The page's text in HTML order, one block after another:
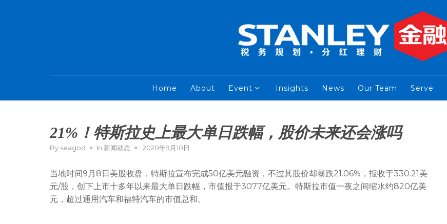
Home About Event Insights News Our Team Serve
21%！特斯拉史上最大单日跌幅，股价未来还会涨吗
By seagod In 新闻动态 2020年9月10日
当地时间9月8日美股收盘，特斯拉宣布完成50亿美元融资，不过其股价却暴跌21.06%，报收于330.21美
元/股，创下上市十多年以来最大单日跌幅，市值报于3077亿美元。特斯拉市值一夜之间缩水约820亿美
元，超过通用汽车和福特汽车的市值总和。